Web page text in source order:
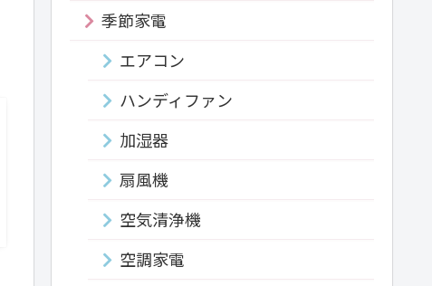
季節家電
エアコン
ハンディファン
加湿器
扇風機
空気清浄機
空調家電